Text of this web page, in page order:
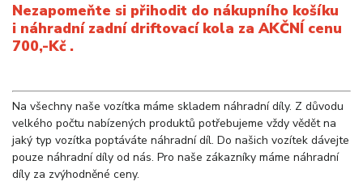
Nezapomeňte si přihodit do nákupního košíku
i náhradní zadní driftovací kola za AKČNÍ cenu
700,-Kč .
Na všechny naše vozítka máme skladem náhradní díly. Z důvodu
velkého počtu nabízených produktů potřebujeme vždy vědět na
jaký typ vozítka poptáváte náhradní díl. Do našich vozítek dávejte
pouze náhradní díly od nás. Pro naše zákazníky máme náhradní
díly za zvýhodněné ceny.